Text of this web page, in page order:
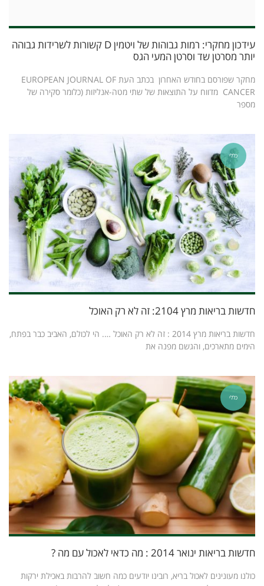
עידכון מחקרי: רמות גבוהות של ויטמין D קשורות לשרידות גבוהה
יותר מסרטן שד וסרטן המעי הגס
מחקר שפורסם בחודש האחרון בכתב העת EUROPEAN JOURNAL OF
CANCER מדווח על התוצאות של שתי מטה-אנליזות (כלומר סקירה של
מספר
כללי
חדשות בריאות מרץ 2104: זה לא רק האוכל
חדשות בריאות מרץ 2014 : זה לא רק האוכל …. הי לכולם, האביב כבר בפתח,
הימים מתארכים, והגשם מפנה את
כללי
חדשות בריאות ינואר 2014 : מה כדאי לאכול עם מה ?
כולנו מעונינים לאכול בריא, רובינו יודעים כמה חשוב להרבות באכילת ירקות